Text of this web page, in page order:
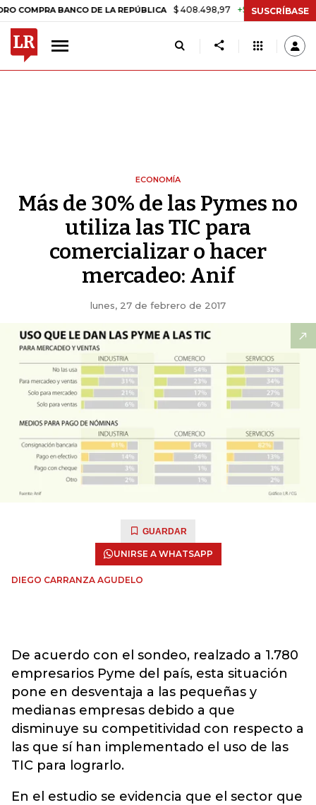
BANCO DE LA REPÚBLICA $ 408.498,97 +$ 8.753,81 +2,19%
SUSCRÍBASE
ECONOMÍA
Más de 30% de las Pymes no
utiliza las TIC para
comercializar o hacer
mercadeo: Anif
lunes, 27 de febrero de 2017
GUARDAR
UNIRSE A WHATSAPP
DIEGO CARRANZA AGUDELO
De acuerdo con el sondeo, realzado a 1.780
empresarios Pyme del país, esta situación
pone en desventaja a las pequeñas y
medianas empresas debido a que
disminuye su competitividad con respecto a
las que sí han implementado el uso de las
TIC para lograrlo.
En el estudio se evidencia que el sector que